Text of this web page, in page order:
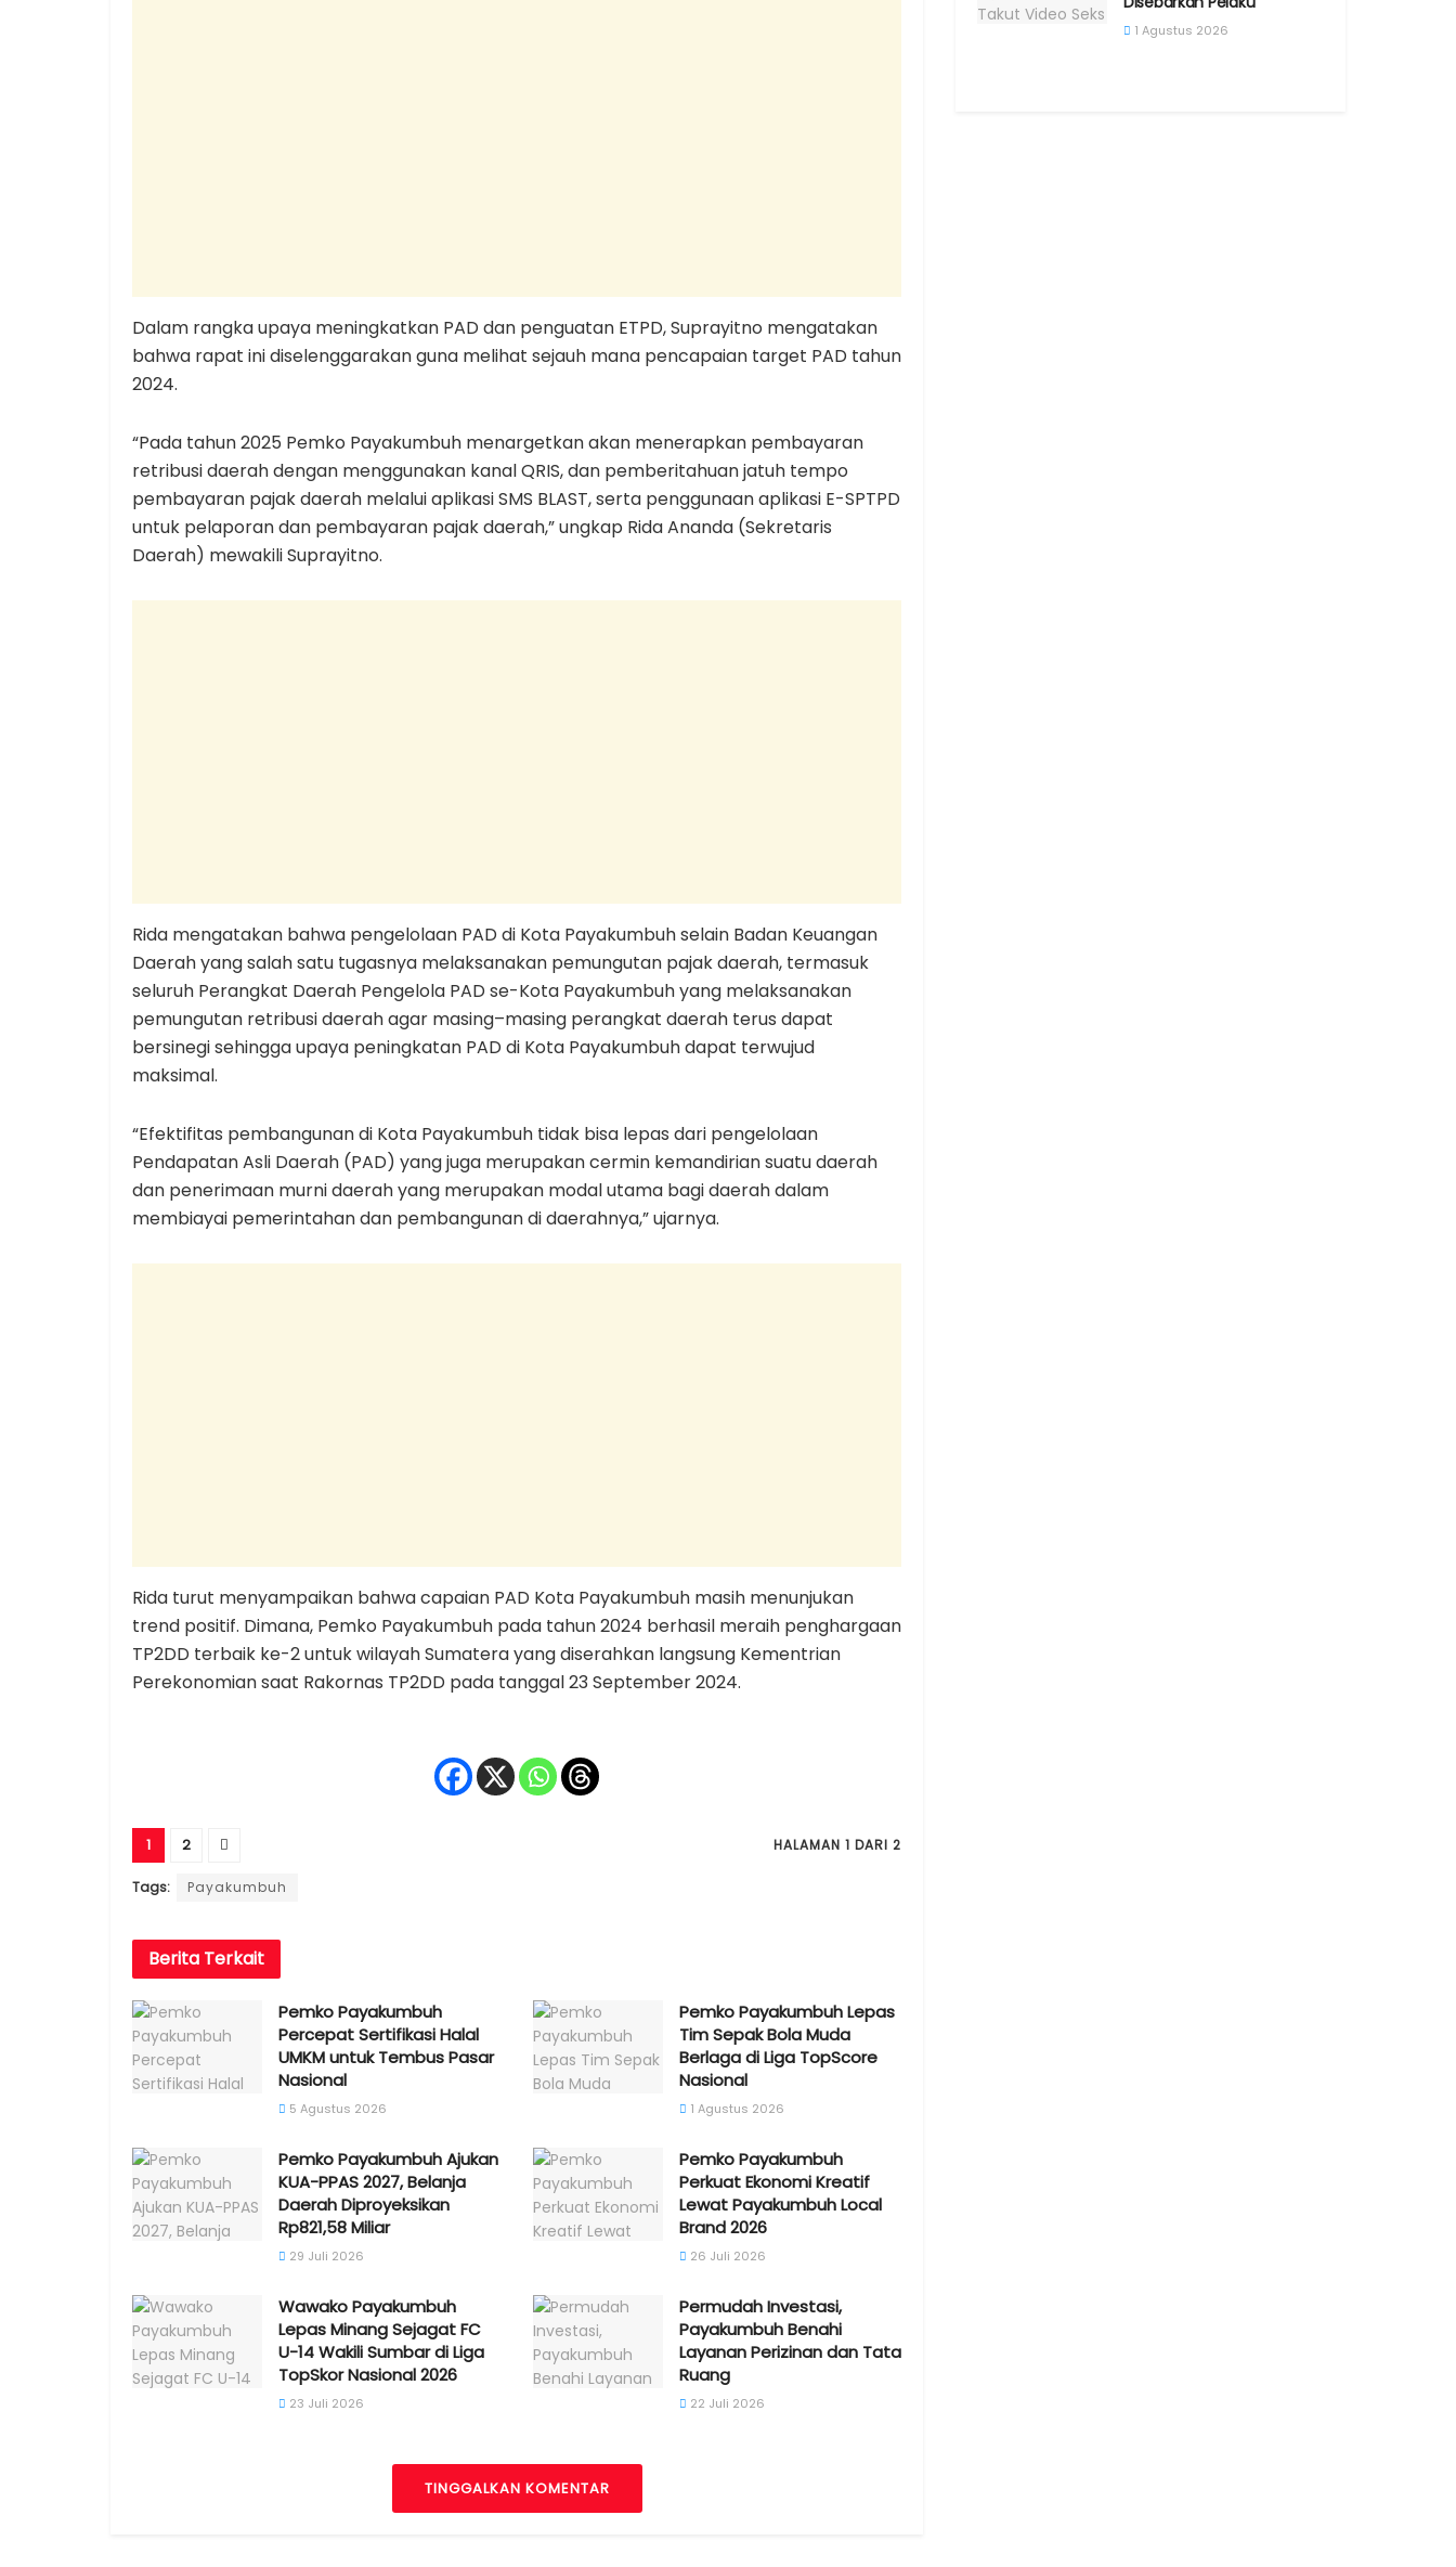
Dalam rangka upaya meningkatkan PAD dan penguatan ETPD, Suprayitno mengatakan
bahwa rapat ini diselenggarakan guna melihat sejauh mana pencapaian target PAD tahun
2024.
“Pada tahun 2025 Pemko Payakumbuh menargetkan akan menerapkan pembayaran
retribusi daerah dengan menggunakan kanal QRIS, dan pemberitahuan jatuh tempo
pembayaran pajak daerah melalui aplikasi SMS BLAST, serta penggunaan aplikasi E-SPTPD
untuk pelaporan dan pembayaran pajak daerah,” ungkap Rida Ananda (Sekretaris
Daerah) mewakili Suprayitno.
Rida mengatakan bahwa pengelolaan PAD di Kota Payakumbuh selain Badan Keuangan
Daerah yang salah satu tugasnya melaksanakan pemungutan pajak daerah, termasuk
seluruh Perangkat Daerah Pengelola PAD se-Kota Payakumbuh yang melaksanakan
pemungutan retribusi daerah agar masing–masing perangkat daerah terus dapat
bersinegi sehingga upaya peningkatan PAD di Kota Payakumbuh dapat terwujud
maksimal.
“Efektifitas pembangunan di Kota Payakumbuh tidak bisa lepas dari pengelolaan
Pendapatan Asli Daerah (PAD) yang juga merupakan cermin kemandirian suatu daerah
dan penerimaan murni daerah yang merupakan modal utama bagi daerah dalam
membiayai pemerintahan dan pembangunan di daerahnya,” ujarnya.
Rida turut menyampaikan bahwa capaian PAD Kota Payakumbuh masih menunjukan
trend positif. Dimana, Pemko Payakumbuh pada tahun 2024 berhasil meraih penghargaan
TP2DD terbaik ke-2 untuk wilayah Sumatera yang diserahkan langsung Kementrian
Perekonomian saat Rakornas TP2DD pada tanggal 23 September 2024.
HALAMAN 1 DARI 2
1 2
Tags: Payakumbuh
Berita Terkait
Pemko Payakumbuh
Percepat Sertifikasi Halal
UMKM untuk Tembus Pasar
Nasional
5 Agustus 2026
Pemko Payakumbuh Lepas
Tim Sepak Bola Muda
Berlaga di Liga TopScore
Nasional
1 Agustus 2026
Pemko Payakumbuh Ajukan
KUA-PPAS 2027, Belanja
Daerah Diproyeksikan
Rp821,58 Miliar
29 Juli 2026
Pemko Payakumbuh
Perkuat Ekonomi Kreatif
Lewat Payakumbuh Local
Brand 2026
26 Juli 2026
Wawako Payakumbuh
Lepas Minang Sejagat FC
U-14 Wakili Sumbar di Liga
TopSkor Nasional 2026
23 Juli 2026
Permudah Investasi,
Payakumbuh Benahi
Layanan Perizinan dan Tata
Ruang
22 Juli 2026
TINGGALKAN KOMENTAR
1 Agustus 2026